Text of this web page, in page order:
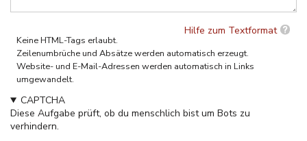
Hilfe zum Textformat
Keine HTML-Tags erlaubt.
Zeilenumbrüche und Absätze werden automatisch erzeugt.
Website- und E-Mail-Adressen werden automatisch in Links
umgewandelt.
CAPTCHA
Diese Aufgabe prüft, ob du menschlich bist um Bots zu
verhindern.